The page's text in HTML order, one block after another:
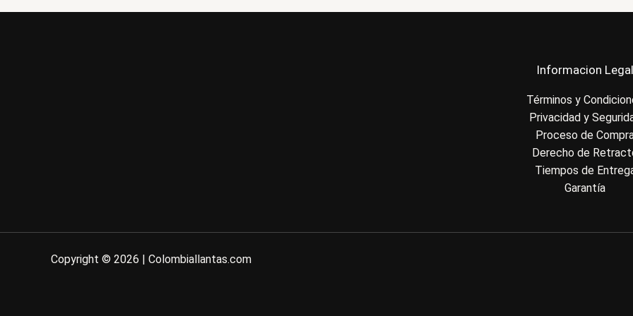
Informacion Legal
Términos y
Privacidad y
Proceso de
Derecho de
Tiempos de
Garantía
Copyright © 2026 | Colombiallantas.com